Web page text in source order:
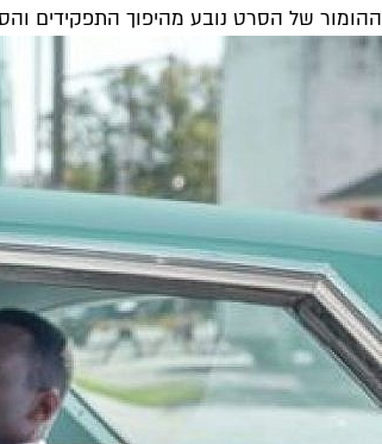
ההומור של הסרט נובע מהיפוך התפקידים